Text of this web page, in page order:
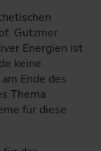
Gutzmer
Energien ist
keine
Ende des
Thema
für diese